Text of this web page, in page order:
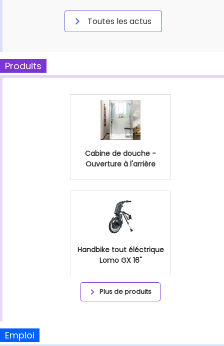
Toutes les actus
Produits
Cabine de douche -
Ouverture à l'arrière
Handbike tout éléctrique
Lomo GX 16"
Plus de produits
Emploi